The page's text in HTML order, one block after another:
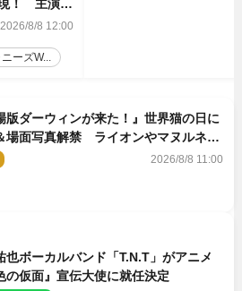
！ 主演舞
ュアル解禁
2026/8/8 12:00
ーズW...
版ダーウィンが来た！』世界猫の日に
場面写真解禁 ライオンやマヌルネコ
ゃんが大集合
2026/8/8 11:00
也ボーカルバンド「T.N.T」がアニメ
の仮面』宣伝大使に就任決定